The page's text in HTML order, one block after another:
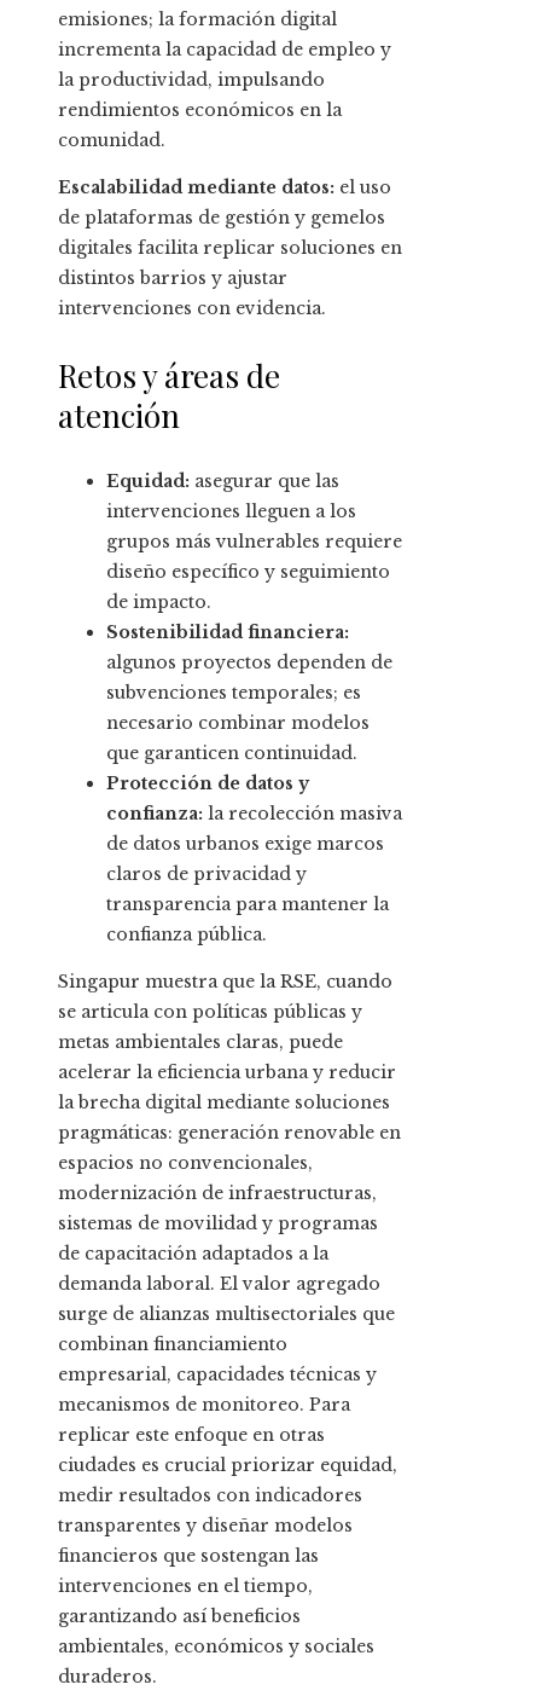
emisiones; la formación digital
incrementa la capacidad de empleo y
la productividad, impulsando
rendimientos económicos en la
comunidad.
Escalabilidad mediante datos: el uso
de plataformas de gestión y gemelos
digitales facilita replicar soluciones en
distintos barrios y ajustar
intervenciones con evidencia.
Retos y áreas de
atención
Equidad: asegurar que las
intervenciones lleguen a los
grupos más vulnerables requiere
diseño específico y seguimiento
de impacto.
Sostenibilidad financiera:
algunos proyectos dependen de
subvenciones temporales; es
necesario combinar modelos
que garanticen continuidad.
Protección de datos y
confianza: la recolección masiva
de datos urbanos exige marcos
claros de privacidad y
transparencia para mantener la
confianza pública.
Singapur muestra que la RSE, cuando
se articula con políticas públicas y
metas ambientales claras, puede
acelerar la eficiencia urbana y reducir
la brecha digital mediante soluciones
pragmáticas: generación renovable en
espacios no convencionales,
modernización de infraestructuras,
sistemas de movilidad y programas
de capacitación adaptados a la
demanda laboral. El valor agregado
surge de alianzas multisectoriales que
combinan financiamiento
empresarial, capacidades técnicas y
mecanismos de monitoreo. Para
replicar este enfoque en otras
ciudades es crucial priorizar equidad,
medir resultados con indicadores
transparentes y diseñar modelos
financieros que sostengan las
intervenciones en el tiempo,
garantizando así beneficios
ambientales, económicos y sociales
duraderos.